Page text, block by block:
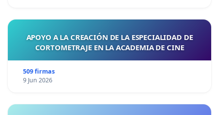
APOYO A LA CREACIÓN DE LA ESPECIALIDAD DE
CORTOMETRAJE EN LA ACADEMIA DE CINE
509 firmas
9 Jun 2026